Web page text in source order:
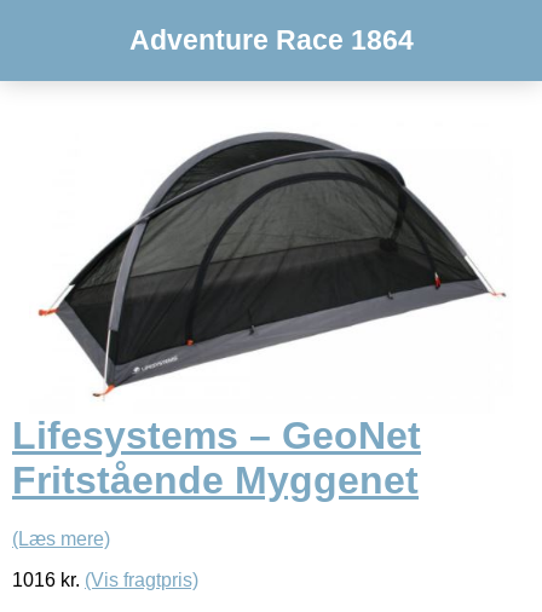
Adventure Race 1864
Lifesystems – GeoNet
Fritstående Myggenet
(Læs mere)
1016 kr. (Vis fragtpris)